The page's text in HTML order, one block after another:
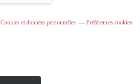
Cookies et données personnelles Préférences cookies